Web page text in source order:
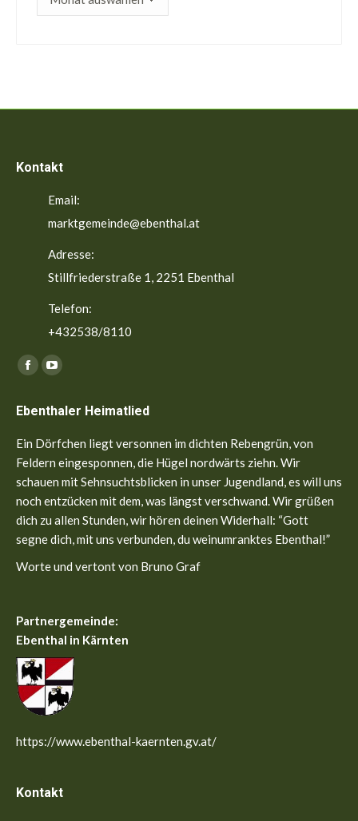
Kontakt
Email:
marktgemeinde@ebenthal.at
Adresse:
Stillfriederstraße 1, 2251 Ebenthal
Telefon:
+432538/8110
Finden Sie uns auf:
Facebook
opens
in
new
window
YouTube
opens
in
new
window
Ebenthaler Heimatlied
Ein Dörfchen liegt versonnen im dichten Rebengrün, von
Feldern eingesponnen, die Hügel nordwärts ziehn. Wir
schauen mit Sehnsuchtsblicken in unser Jugendland, es will uns
noch entzücken mit dem, was längst verschwand. Wir grüßen
dich zu allen Stunden, wir hören deinen Widerhall: “Gott
segne dich, mit uns verbunden, du weinumranktes Ebenthal!”
Worte und vertont von Bruno Graf
Partnergemeinde:
Ebenthal in Kärnten
https://www.ebenthal-kaernten.gv.at/
Kontakt